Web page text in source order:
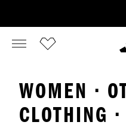
WOMEN ·
CLOTHING